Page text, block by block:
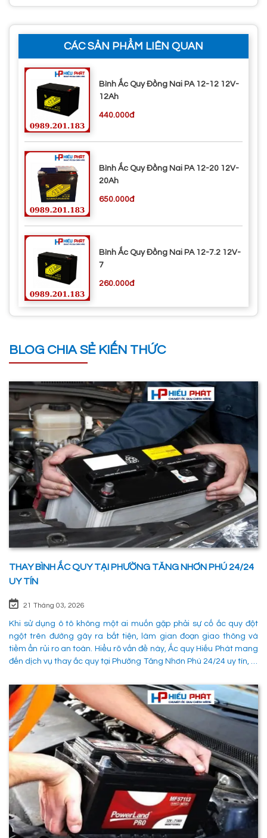
CÁC SẢN PHẨM LIÊN QUAN
Bình Ắc Quy Đồng Nai PA 12-12 12V-
12Ah
440.000đ
Bình Ắc Quy Đồng Nai PA 12-20 12V-
20Ah
650.000đ
Bình Ắc Quy Đồng Nai PA 12-7.2 12V-
7
260.000đ
BLOG CHIA SẺ KIẾN THỨC
THAY BÌNH ẮC QUY TẠI PHƯỜNG TĂNG NHƠN PHÚ 24/24
UY TÍN
21 Tháng 03, 2026
Khi sử dụng ô tô không một ai muốn gặp phải sự cố ắc quy đột
ngột trên đường gây ra bất tiện, làm gian đoạn giao thông và
tiềm ẩn rủi ro an toàn. Hiểu rõ vấn đề này, Ắc quy Hiếu Phát mang
đến dịch vụ thay ắc quy tại Phường Tăng Nhơn Phú 24/24 uy tín, là
bảo an toàn cho các phường tiện và tiết kiệm thời gian cho người
sử dụng. 1. Các phương pháp khắc phục sự cố khi ắc quy hỏng tại
Phường Tăng Nhơn Phú Quận 9 Khi xe không thể khởi động do vấn
đề về điện, có rất nhiều ng